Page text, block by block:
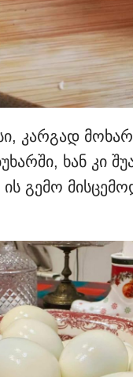
კარგად
ხან კი
გემო